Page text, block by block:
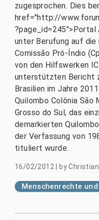
zugesprochen. Dies
href="http://
unter Berufung auf die
Comissão Pró-Índio
von den Hilfswerken
unterstützten Bericht
Brasilien im Jahre
Quilombo Colônia São
Grosso do Sul, das
demarkierten
der Verfassung von
tituliert wurde.
16/02/2012 by
Menschenrechte